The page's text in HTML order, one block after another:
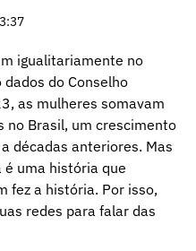
igualitariamente no
do Conselho
as mulheres somavam
Brasil, um crescimento
décadas anteriores. Mas
é uma história que
fez a história. Por isso,
redes para falar das